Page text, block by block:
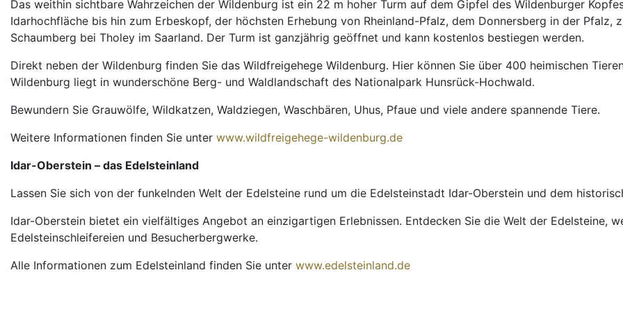
Das weithin sichtbare Wahrzeichen der Wildenburg ist ein 22 m hoher Turm auf dem Gipfel des Wildenburger
Idarhochfläche bis hin zum Erbeskopf, der höchsten Erhebung von Rheinland-Pfalz, dem Donnersberg in der Pfalz,
Schaumberg bei Tholey im Saarland. Der Turm ist ganzjährig geöffnet und kann kostenlos bestiegen werden.
Direkt neben der Wildenburg finden Sie das Wildfreigehege Wildenburg. Hier können Sie über 400 heimischen
Wildenburg liegt in wunderschöne Berg- und Waldlandschaft des Nationalpark Hunsrück-Hochwald.
Bewundern Sie Grauwölfe, Wildkatzen, Waldziegen, Waschbären, Uhus, Pfaue und viele andere spannende Tiere.
Weitere Informationen finden Sie unter www.wildfreigehege-wildenburg.de
Idar-Oberstein – das Edelsteinland
Lassen Sie sich von der funkelnden Welt der Edelsteine rund um die Edelsteinstadt Idar-Oberstein und dem
Idar-Oberstein bietet ein vielfältiges Angebot an einzigartigen Erlebnissen. Entdecken Sie die Welt der Edelsteine,
Edelsteinschleifereien und Besucherbergwerke.
Alle Informationen zum Edelsteinland finden Sie unter www.edelsteinland.de